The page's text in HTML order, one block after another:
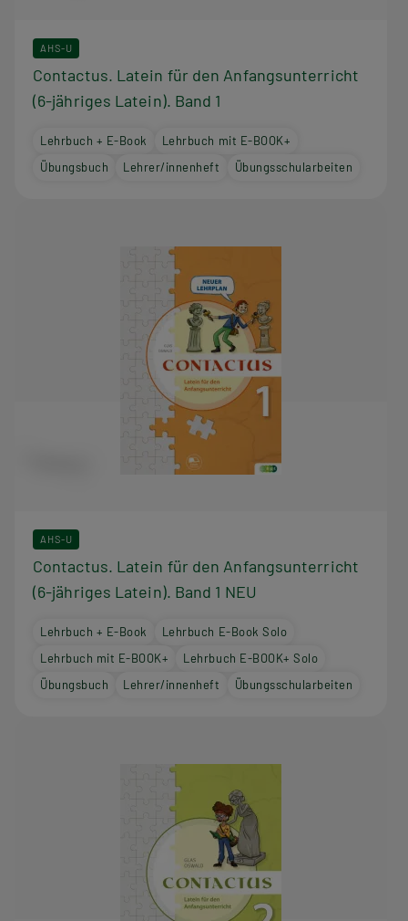
AHS-U
Contactus. Latein für den Anfangsunterricht
(6-jähriges Latein). Band 1
Lehrbuch + E-Book
Lehrbuch mit E-BOOK+
Übungsbuch
Lehrer/innenheft Übungsschularbeiten
AHS-U
Contactus. Latein für den Anfangsunterricht
(6-jähriges Latein). Band 1 NEU
Lehrbuch + E-Book
Lehrbuch E-Book Solo
Lehrbuch mit E-BOOK+
Lehrbuch E-BOOK+ Solo
Übungsbuch
Lehrer/innenheft Übungsschularbeiten